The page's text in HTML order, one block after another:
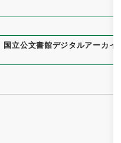
国立公文書館デジタルアーカイブ